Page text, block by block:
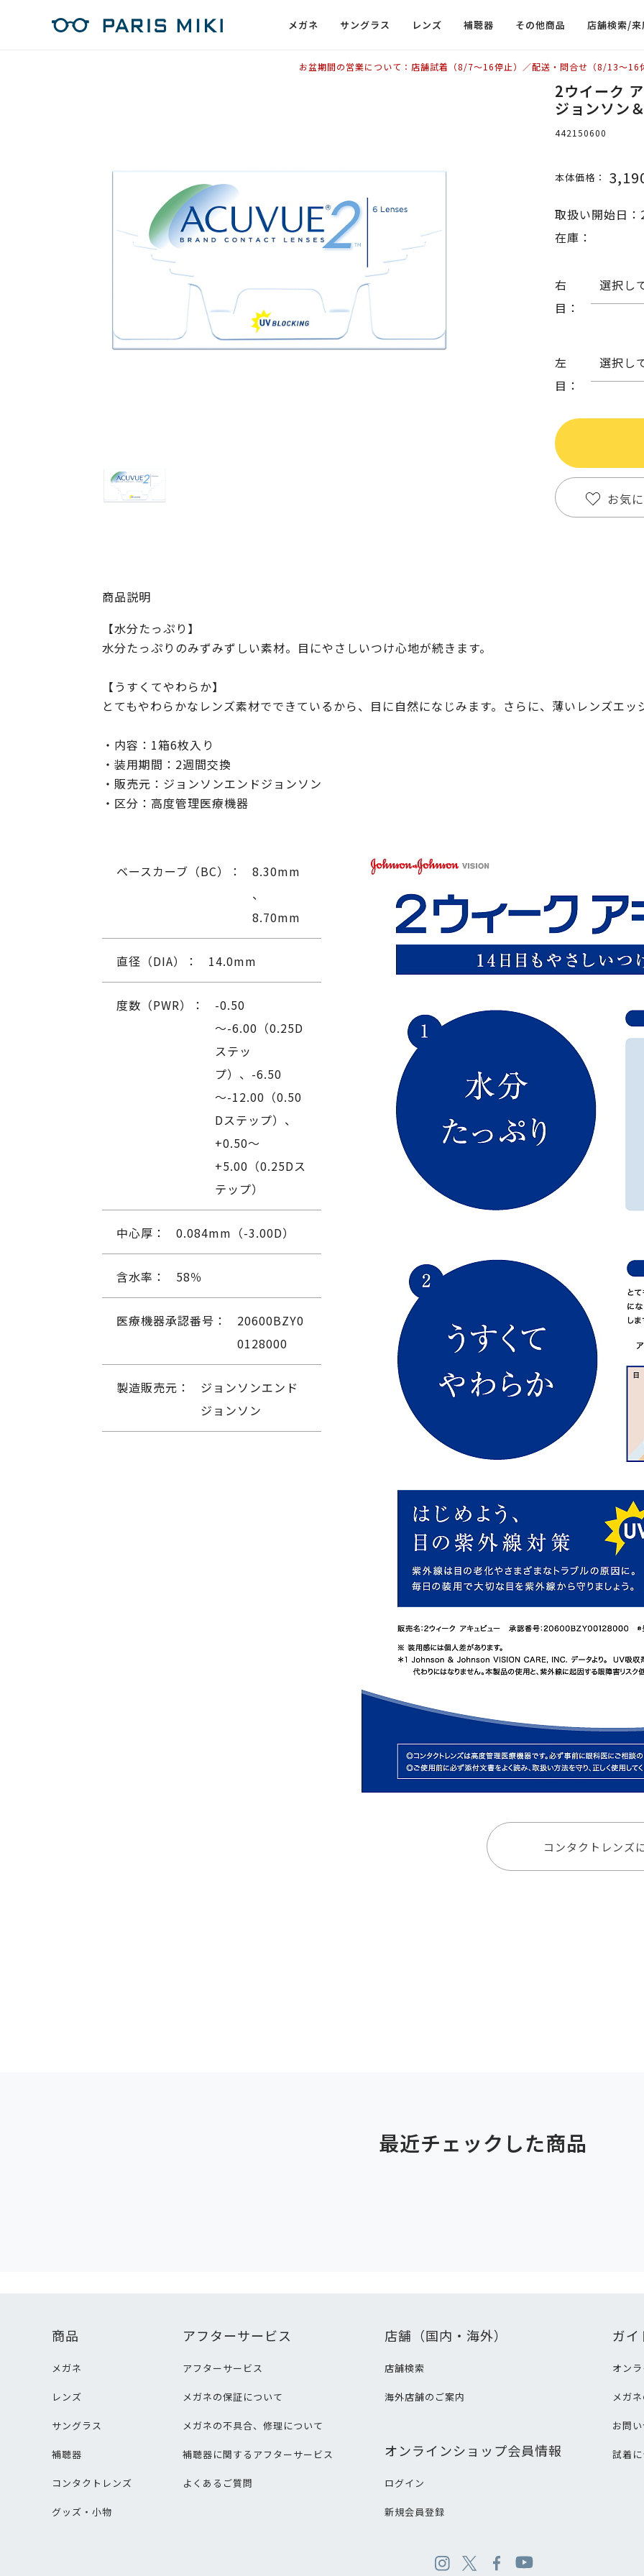
メガネ サングラス レンズ 補聴器 その他商品 店舗検索/
お盆期間の営業について：店舗試着（8/7〜16停止）／配送・問合せ（8/13〜16
2ウイーク
ジョンソン
442150600
本体価格：
取扱い開始日
在庫：
右
目：
選択し
左
目：
選択し
お気
商品説明
【水分たっぷり】
水分たっぷりのみずみずしい素材。目にやさしいつけ心地が続きます。
【うすくてやわらか】
とてもやわらかなレンズ素材でできているから、目に自然になじみます。さらに、薄いレンズエ
・内容：1箱6枚入り
・装用期間：2週間交換
・販売元：ジョンソンエンドジョンソン
・区分：高度管理医療機器
ベースカーブ（BC）：
8.30mm
、
8.70mm
直径（DIA）： 14.0mm
度数（PWR）：
-0.50
～-6.00（0.25D
ステッ
プ）、-6.50
～-12.00（0.50
Dステップ）、
+0.50～
+5.00（0.25Dス
テップ）
中心厚： 0.084mm（-3.00D）
含水率： 58％
医療機器承認番号：
20600BZY0
0128000
製造販売元：
ジョンソンエンド
ジョンソン
コンタクトレンズ
最近チェックした商品
商品
メガネ
レンズ
サングラス
補聴器
コンタクトレンズ
グッズ・小物
アフターサービス
アフターサービス
メガネの保証について
メガネの不具合、修理について
補聴器に関するアフターサービス
よくあるご質問
店舗（国内・海外）
店舗検索
海外店舗のご案内
オンラインショップ会員情報
ログイン
新規会員登録
ガイ
オン
メガ
お問
試着